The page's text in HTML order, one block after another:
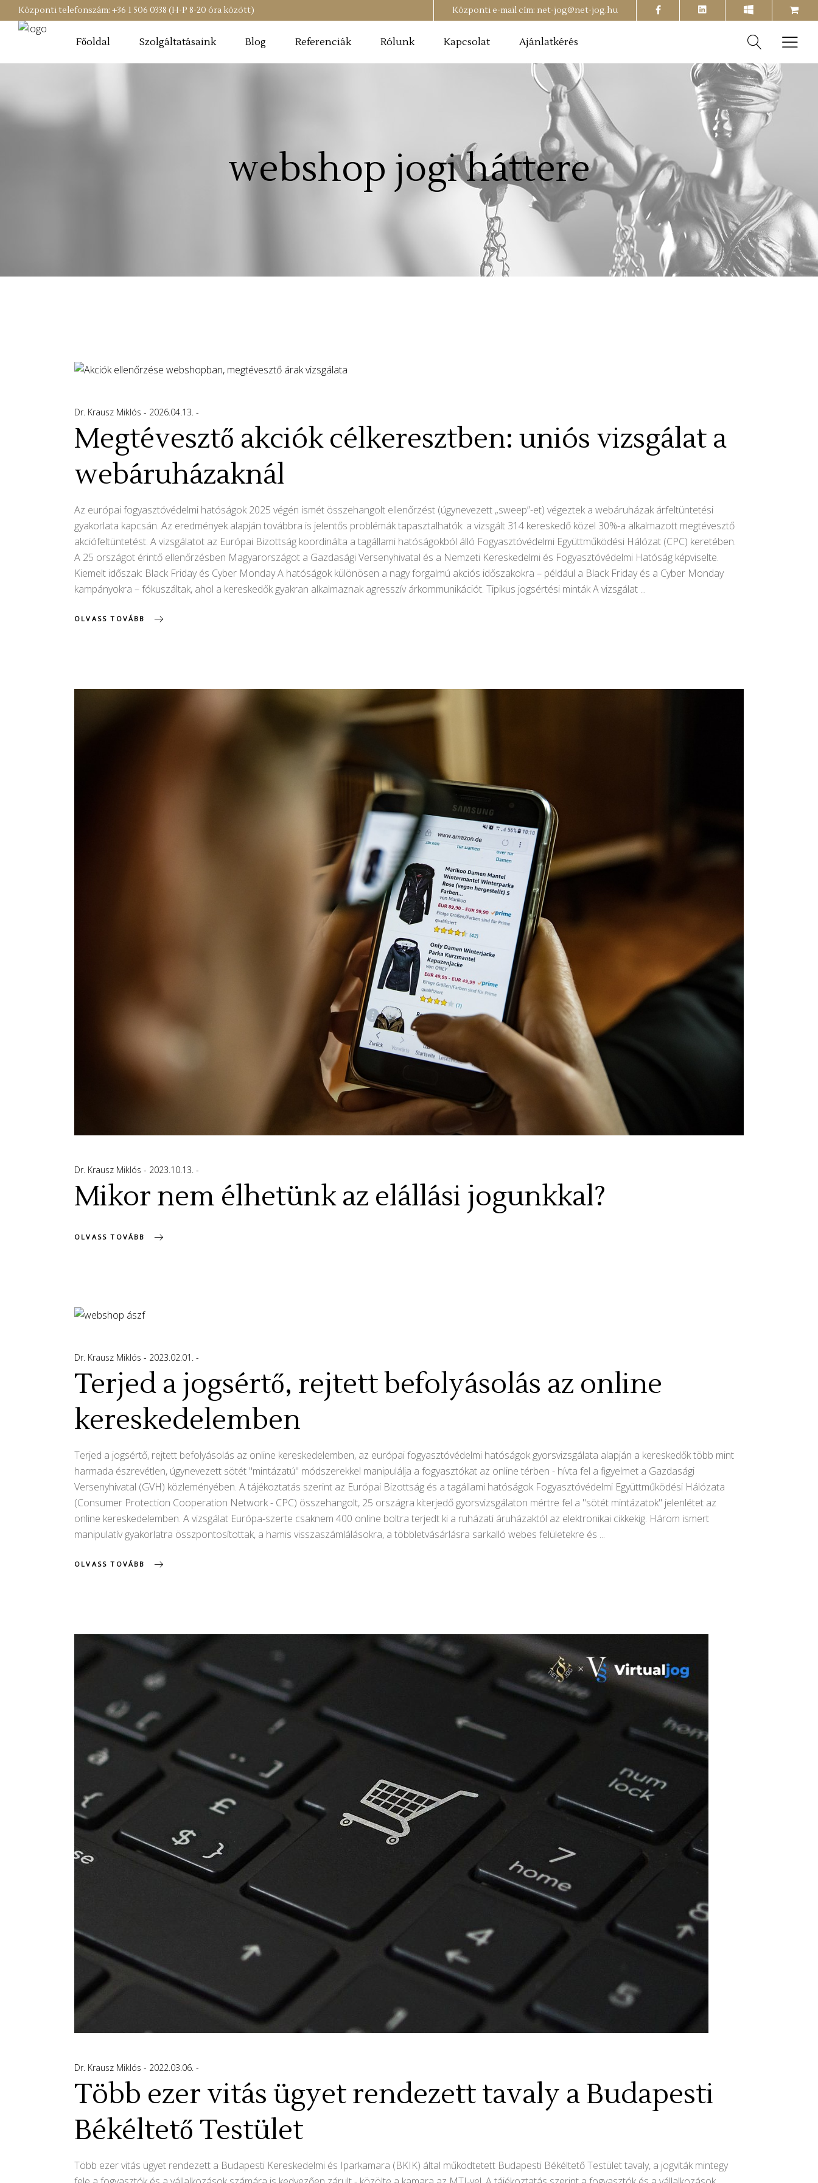
Központi telefonszám: +36 1 506 0338 (H-P 8-20 óra között) Központi e-mail cím: net-jog@net-jog.hu facebook
shopping-
cart
Főoldal Szolgáltatásaink Blog Referenciák Rólunk Kapcsolat Ajánlatkérés
webshop jogi háttere
Dr. Krausz Miklós 2026.04.13.
Megtévesztő akciók célkeresztben: uniós vizsgálat a
webáruházaknál
Az európai fogyasztóvédelmi hatóságok 2025 végén ismét összehangolt ellenőrzést (úgynevezett „sweep”-et) végeztek a webáruházak árfeltüntetési
gyakorlata kapcsán. Az eredmények alapján továbbra is jelentős problémák tapasztalhatók: a vizsgált 314 kereskedő közel 30%-a alkalmazott megtévesztő
akciófeltüntetést. A vizsgálatot az Európai Bizottság koordinálta a tagállami hatóságokból álló Fogyasztóvédelmi Együttműködési Hálózat (CPC) keretében.
A 25 országot érintő ellenőrzésben Magyarországot a Gazdasági Versenyhivatal és a Nemzeti Kereskedelmi és Fogyasztóvédelmi Hatóság képviselte.
Kiemelt időszak: Black Friday és Cyber Monday A hatóságok különösen a nagy forgalmú akciós időszakokra – például a Black Friday és a Cyber Monday
kampányokra – fókuszáltak, ahol a kereskedők gyakran alkalmaznak agresszív árkommunikációt. Tipikus jogsértési minták A vizsgálat
OLVASS TOVÁBB
Dr. Krausz Miklós 2023.10.13.
Mikor nem élhetünk az elállási jogunkkal?
OLVASS TOVÁBB
Dr. Krausz Miklós 2023.02.01.
Terjed a jogsértő, rejtett befolyásolás az online
kereskedelemben
Terjed a jogsértő, rejtett befolyásolás az online kereskedelemben, az európai fogyasztóvédelmi hatóságok gyorsvizsgálata alapján a kereskedők több mint
harmada észrevétlen, úgynevezett sötét "mintázatú" módszerekkel manipulálja a fogyasztókat az online térben - hívta fel a figyelmet a Gazdasági
Versenyhivatal (GVH) közleményében. A tájékoztatás szerint az Európai Bizottság és a tagállami hatóságok Fogyasztóvédelmi Együttműködési Hálózata
(Consumer Protection Cooperation Network - CPC) összehangolt, 25 országra kiterjedő gyorsvizsgálaton mértre fel a "sötét mintázatok" jelenlétet az
online kereskedelemben. A vizsgálat Európa-szerte csaknem 400 online boltra terjedt ki a ruházati áruházaktól az elektronikai cikkekig. Három ismert
manipulatív gyakorlatra összpontosítottak, a hamis visszaszámlálásokra, a többletvásárlásra sarkalló webes felületekre és
OLVASS TOVÁBB
Dr. Krausz Miklós 2022.03.06.
Több ezer vitás ügyet rendezett tavaly a Budapesti
Békéltető Testület
Több ezer vitás ügyet rendezett a Budapesti Kereskedelmi és Iparkamara (BKIK) által működtetett Budapesti Békéltető Testület tavaly, a jogviták mintegy